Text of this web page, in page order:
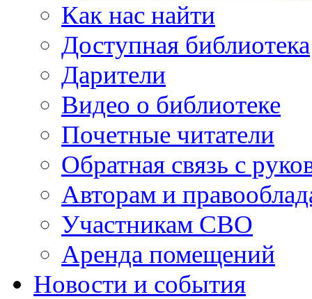
Как нас найти
Доступная библиотека
Дарители
Видео о библиотеке
Почетные читатели
Обратная связь с
Авторам и
Участникам СВО
Аренда помещений
Новости и события